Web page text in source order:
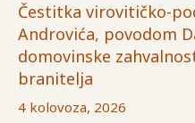
Čestitka virovitičko-
Androvića, povodom
domovinske
branitelja
4 kolovoza, 2026